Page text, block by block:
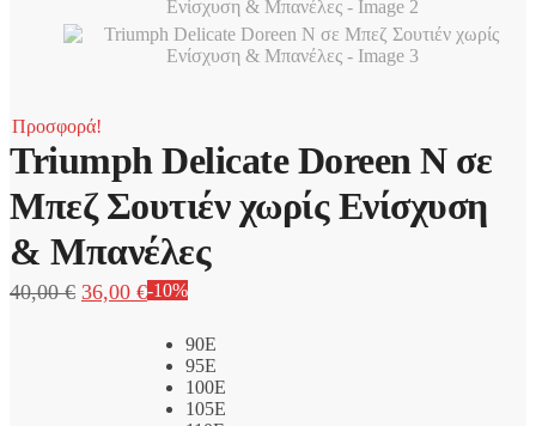
Προσφορά!
Triumph Delicate Doreen N σε
Μπεζ Σουτιέν χωρίς Ενίσχυση
& Μπανέλες
40,00€ Original
36,00 €Η
τιμή
είναι:
36,00 €.
-10%
90E
95E
100E
105E